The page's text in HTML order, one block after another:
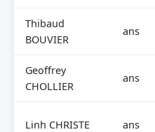
Thibaud
BOUVIER
ans
Geoffrey
CHOLLIER
ans
Linh CHRISTE ans